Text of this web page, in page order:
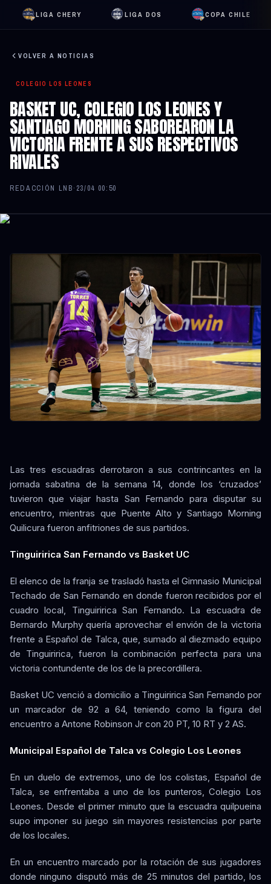
LIGA CHERY LIGA DOS COPA CHILE
VOLVER A NOTICIAS
COLEGIO LOS LEONES
BASKET UC, COLEGIO LOS LEONES Y
SANTIAGO MORNING SABOREARON LA
VICTORIA FRENTE A SUS RESPECTIVOS
RIVALES
REDACCIÓN LNB· 23/04 00:50
Las tres escuadras derrotaron a sus contrincantes en la
jornada sabatina de la semana 14, donde los ‘cruzados’
tuvieron que viajar hasta San Fernando para disputar su
encuentro, mientras que Puente Alto y Santiago Morning
Quilicura fueron anfitriones de sus partidos.
Tinguiririca San Fernando vs Basket UC
El elenco de la franja se trasladó hasta el Gimnasio Municipal
Techado de San Fernando en donde fueron recibidos por el
cuadro local, Tinguiririca San Fernando. La escuadra de
Bernardo Murphy quería aprovechar el envión de la victoria
frente a Español de Talca, que, sumado al diezmado equipo
de Tinguiririca, fueron la combinación perfecta para una
victoria contundente de los de la precordillera.
Basket UC venció a domicilio a Tinguiririca San Fernando por
un marcador de 92 a 64, teniendo como la figura del
encuentro a Antone Robinson Jr con 20 PT, 10 RT y 2 AS.
Municipal Español de Talca vs Colegio Los Leones
En un duelo de extremos, uno de los colistas, Español de
Talca, se enfrentaba a uno de los punteros, Colegio Los
Leones. Desde el primer minuto que la escuadra quilpueina
supo imponer su juego sin mayores resistencias por parte
de los locales.
En un encuentro marcado por la rotación de sus jugadores
donde ninguno disputó más de 25 minutos del partido, los